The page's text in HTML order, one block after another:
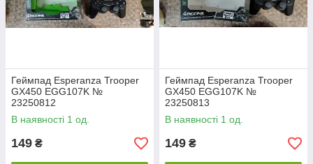
Геймпад Esperanza Trooper
GX450 EGG107K №
23250812
В наявності 1 од.
149 ₴
Геймпад Esperanza Trooper
GX450 EGG107K №
23250813
В наявності 1 од.
149 ₴